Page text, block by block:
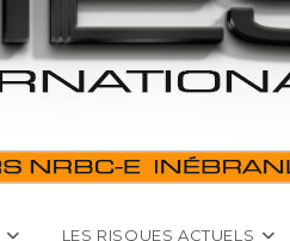
LES RISQUES ACTUELS